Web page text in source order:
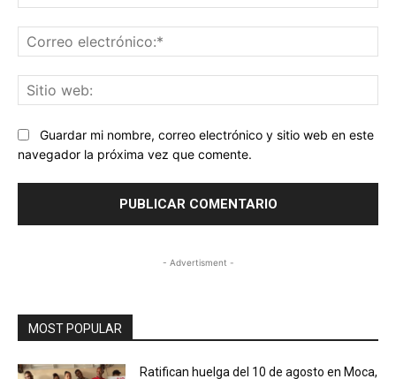
Guardar mi nombre, correo electrónico y sitio web en este
navegador la próxima vez que comente.
- Advertisment -
MOST POPULAR
Ratifican huelga del 10 de agosto en Moca,